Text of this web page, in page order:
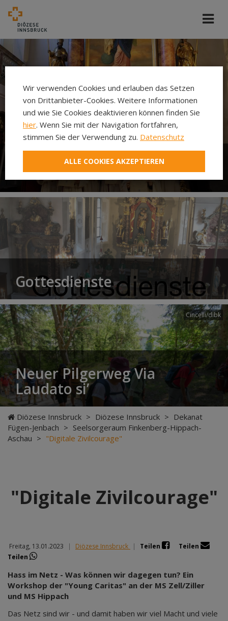
Ministrieren
Gottesdienste
Cincelli/dibk
Neuer Pilgerweg Via
Laudato si’
Diözese Innsbruck > Diözese Innsbruck > Dekanat
Fügen-Jenbach > Seelsorgeraum Finkenberg-Hippach-
Aschau > "Digitale Zivilcourage"
"Digitale Zivilcourage"
Freitag, 13.01.2023 | Diözese Innsbruck | Teilen
Teilen
Teilen
Hass im Netz - Was können wir dagegen tun? Ein
Workshop der "Young Caritas" an der MS Zell/Ziller
und MS Hippach
Das Netz sind wir - und damit haben wir viel Macht und viele
Wir verwenden Cookies und erlauben das Setzen
von Drittanbieter-Cookies. Weitere Informationen
und wie Sie Cookies deaktivieren können finden Sie
hier. Wenn Sie mit der Navigation fortfahren,
stimmen Sie der Verwendung zu. Datenschutz
ALLE COOKIES AKZEPTIEREN